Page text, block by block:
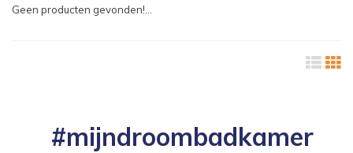
Geen producten gevonden!...
#mijndroombadkamer